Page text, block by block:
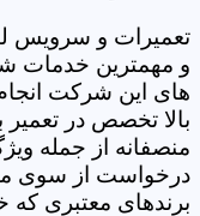
تعمیرات و سرویس
و مهمترین خدمات
های این شرکت
بالا تخصص در
منصفانه از جمله
درخواست از سوی
برندهای معتبری